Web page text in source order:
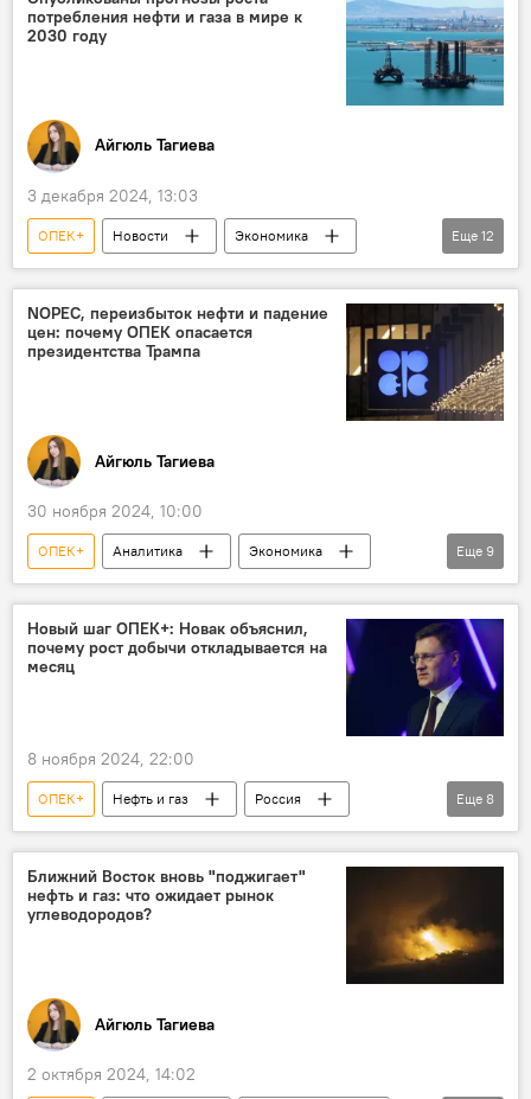
потребления нефти и газа в мире к
2030 году
Айгюль Тагиева
3 декабря 2024, 13:03
ОПЕК+ Новости
Экономика
Нефтяные компании
мировые рынки
Потребление
Нефть
ВТБ
Отчет Газ
Еще 12
NOPEC, переизбыток нефти и падение
цен: почему ОПЕК опасается
президентства Трампа
Айгюль Тагиева
30 ноября 2024, 10:00
ОПЕК+ Аналитика
Экономика
энергетика
США
Президент
Дональд Трамп
нефтяной сектор
Энергетический рынок
ОПЕК
Еще 9
Новый шаг ОПЕК+: Новак объяснил,
почему рост добычи откладывается на
месяц
8 ноября 2024, 22:00
ОПЕК+ Нефть и газ
Россия
ОПЕК
Энергетика
Экономика
Добыча нефти
Зима
Рынок
Бензин
Декабрь
Еще 8
Ближний Восток вновь "поджигает"
нефть и газ: что ожидает рынок
углеводородов?
Айгюль Тагиева
2 октября 2024, 14:02